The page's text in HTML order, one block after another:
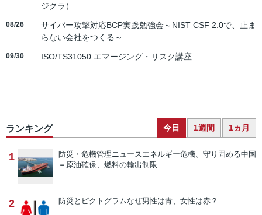
ジクラ）
08/26
サイバー攻撃対応BCP実践勉強会～NIST CSF 2.0で、止ま
らない会社をつくる～
09/30 ISO/TS31050 エマージング・リスク講座
ランキング 今日 1週間 1ヵ月
1 防災・危機管理ニュースエネルギー危機、守り固める中国
＝原油確保、燃料の輸出制限
2 防災とピクトグラムなぜ男性は青、女性は赤？